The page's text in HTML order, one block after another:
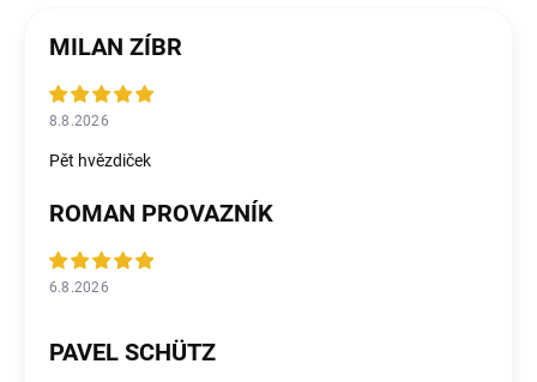
MILAN ZÍBR
8.8.2026
Pět hvězdiček
ROMAN PROVAZNÍK
6.8.2026
PAVEL SCHÜTZ